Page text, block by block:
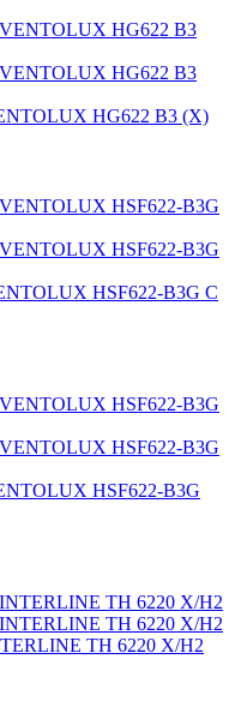
HG622 B3 (X)
HSF622-B3G C
HSF622-B3G
TH 6220 X/H2